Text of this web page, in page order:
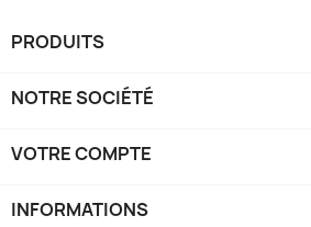
PRODUITS
NOTRE SOCIÉTÉ
VOTRE COMPTE
INFORMATIONS